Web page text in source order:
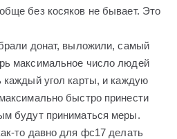
без косяков не бывает. Это
донат, выложили, самый
максимальное число людей
каждый угол карты, и каждую
быстро принести
будут приниматься меры.
то давно для фс17 делать